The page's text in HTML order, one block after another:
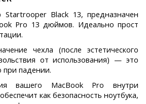
Startrooper Black 13, предназначен
Pro 13 дюймов. Идеально прост
чехла (после эстетического
от использования) — это
при падении.
вашего MacBook Pro внутри
как безопасность ноутбука,